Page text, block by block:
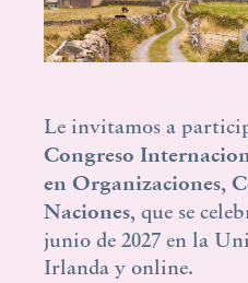
Le invitamos a
Congreso
en Organizaciones,
Naciones, que se
junio de 2027 en la
Irlanda y online.